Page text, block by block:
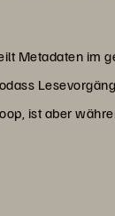
Metadaten im
ist aber